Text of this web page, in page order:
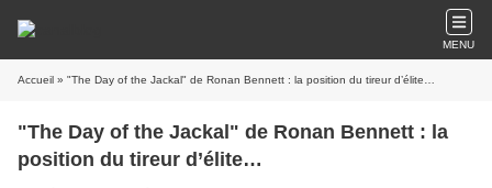
MENU
Accueil » "The Day of the Jackal" de Ronan Bennett : la position du tireur d’élite…
"The Day of the Jackal" de Ronan Bennett : la
position du tireur d’élite…